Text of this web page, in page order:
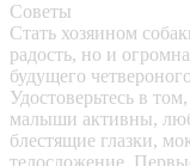
Советы
Стать хозяином
радость, но и
будущего
Удостоверьтесь в
малыши активны,
блестящие глазки,